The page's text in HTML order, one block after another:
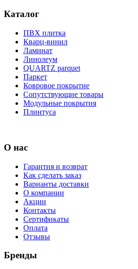
Каталог
ПВХ плитка
Кварц-винил
Ламинат
Линолеум
QUARTZ parquet
Паркет
Ковровое покрытие
Сопутствующие товары
Модульные покрытия
Плинтуса
О нас
Гарантия и возврат
Как сделать заказ
Варианты доставки
О компании
Акции
Контакты
Сертификаты
Оплата
Отзывы
Бренды